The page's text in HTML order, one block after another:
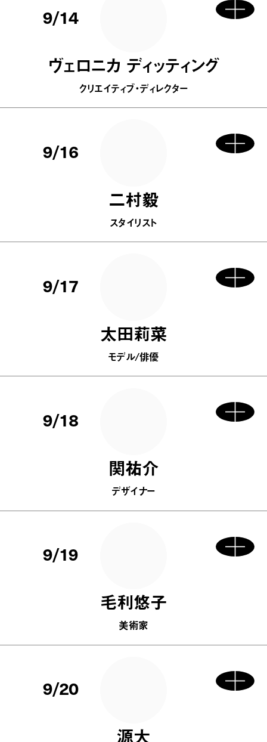
9/14
ヴェロニカ ディッティング
クリエイティブ・ディレクター
9/16
二村毅
スタイリスト
9/17
太田莉菜
モデル/俳優
9/18
関祐介
デザイナー
9/19
毛利悠子
美術家
9/20
源大